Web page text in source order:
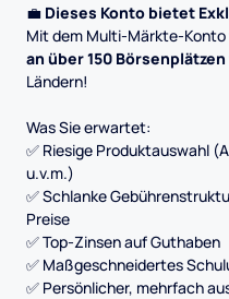
💼 Dieses Konto bietet
Mit dem Multi-Märkte-Konto
an über 150
Ländern!
Was Sie erwartet:
✅ Riesige Produktauswahl
u.v.m.)
✅ Schlanke
Preise
✅ Top-Zinsen auf Guthaben
✅ Maßgeschneidertes
✅ Persönlicher, mehrfach